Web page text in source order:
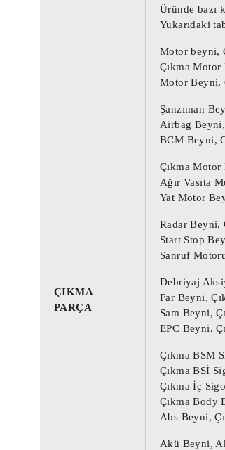
7PP941572AB Audi Q7 Far
5NA998572 Bentley Far
7PP941572AB / 7PP941572A
7PP.941.572.AB /
5NA998572A / 7PP941572A000
7PP941572AB000 /
7PP941572AB Far Beyni /
Üründe bazı kozmetik
Yukarıdaki tabloda yer
Motor beyni, Oto beyin,
Çıkma Motor Beyni,
Motor Beyni, Çıkma
Şanzıman Beyni, Otomatik
Airbag Beyni, Çıkma
BCM Beyni, Gem Modülü,
Ağır Vasıta Motor Beyni,
ÇIKMA
PARÇA
Üründe bazı
Yukarıdaki
Motor beyni,
Çıkma
Motor Beyni,
Şanzıman
Airbag
BCM Beyni,
Çıkma
Ağır Vasıta
Yat Motor
Radar Beyni,
Start Stop
Sanruf
Debriyaj
Far Beyni,
Sam Beyni,
EPC Beyni,
Çıkma BSM
Çıkma BSİ
Çıkma İç
Çıkma Body
Abs Beyni,
Akü Beyni,